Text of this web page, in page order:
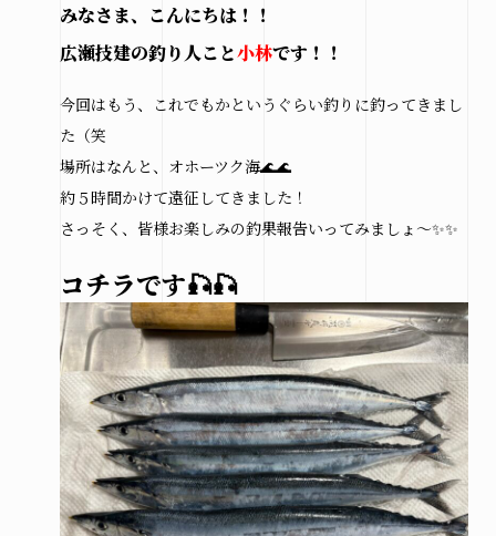
みなさま、こんにちは！！
広瀬技建の釣り人こと小林です！！
今回はもう、これでもかというぐらい釣りに釣ってきまし
た（笑
場所はなんと、オホーツク海🌊🌊
約５時間かけて遠征してきました！
さっそく、皆様お楽しみの釣果報告いってみましょ～✨✨
コチラです🎣🎣
施工実績
札幌
北見
支店
お問い合わせ
来場予約はこちら
資料請求はこちら